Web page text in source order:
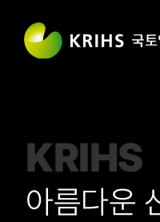
KRIHS
아름다운
KRIHS
아름다운